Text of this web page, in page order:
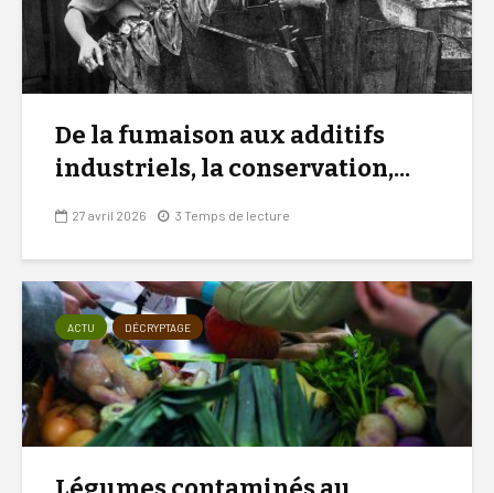
De la fumaison aux additifs
industriels, la conservation,...
27 avril 2026 3 Temps de lecture
ACTU DÉCRYPTAGE